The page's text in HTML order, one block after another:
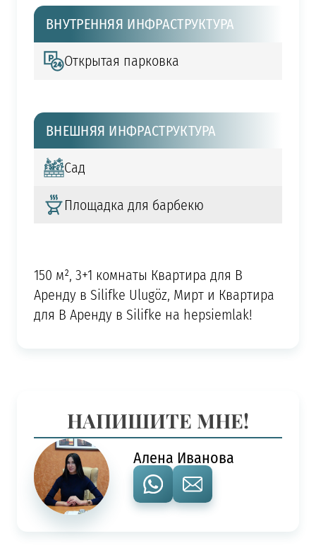
ВНУТРЕННЯЯ ИНФРАСТРУКТУРА
Открытая парковка
ВНЕШНЯЯ ИНФРАСТРУКТУРА
Сад
Площадка для барбекю
150 м², 3+1 комнаты Квартира для В
Аренду в Silifke Ulugöz, Мирт и Квартира
для В Аренду в Silifke на hepsiemlak!
НАПИШИТЕ МНЕ!
Алена Иванова